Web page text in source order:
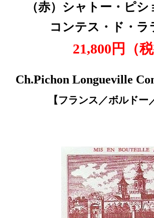
（赤） シャトー・ピ
コンテス・ド・
21,800円（
Ch.Pichon Longueville
【フランス／ボルド